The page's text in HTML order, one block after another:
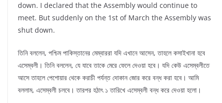
down. I declared that the Assembly would continue to
meet. But suddenly on the 1st of March the Assembly was
shut down.
তিনি বললেন, পশ্চিম পাকিস্তানের মেম্বাররা যদি এখানে আসেন, তাহলে কসাইখানা হবে
এসেম্বলী। তিনি বললেন, যে যাবে তাকে মেরে ফেলে দেওয়া হবে। যদি কেউ এসেম্বলীতে
আসে তাহলে পেশোয়ার থেকে করাচী পর্যন্ত দোকান জোর করে বন্ধ করা হবে। আমি
বললাম, এসেম্বলী চলবে। তারপর হঠাৎ ১ তারিখে এসেম্বলী বন্ধ করে দেওয়া হলো।